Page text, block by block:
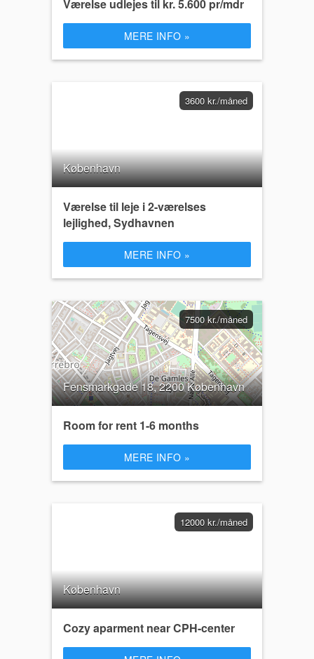
Værelse udlejes til kr. 5.600 pr/mdr
MERE INFO »
3600 kr./måned
København
Værelse til leje i 2-værelses
lejlighed, Sydhavnen
MERE INFO »
7500 kr./måned
Fensmarkgade 18, 2200 København
Room for rent 1-6 months
MERE INFO »
12000 kr./måned
København
Cozy aparment near CPH-center